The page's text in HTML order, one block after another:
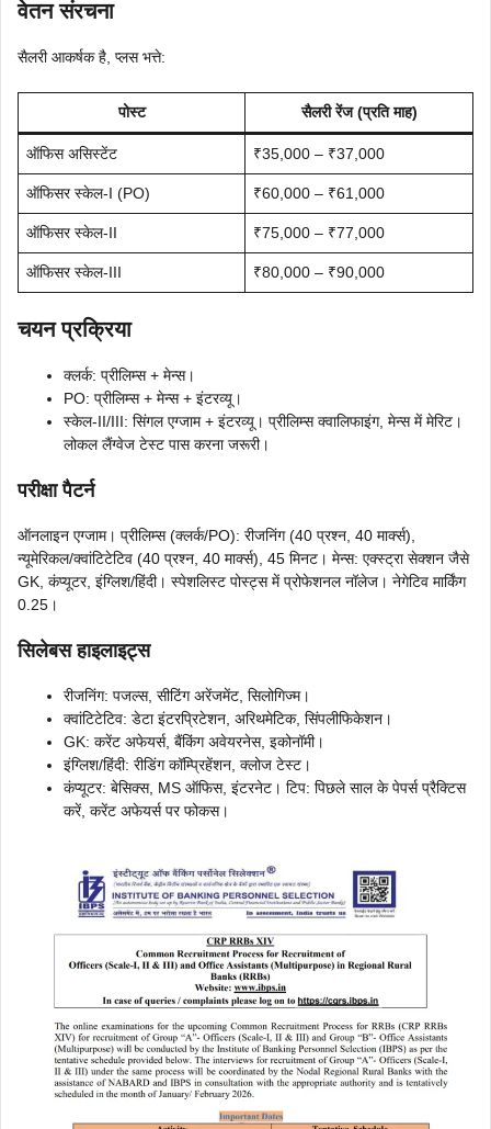
वेतन संरचना
सैलरी आकर्षक है, प्लस भत्ते:
पोस्ट सैलरी रेंज (प्रति माह)
ऑफिस असिस्टेंट ₹35,000 – ₹37,000
ऑफिसर स्केल-I (PO) ₹60,000 – ₹61,000
ऑफिसर स्केल-II ₹75,000 – ₹77,000
ऑफिसर स्केल-III ₹80,000 – ₹90,000
चयन प्रक्रिया
क्लर्क: प्रीलिम्स + मेन्स।
PO: प्रीलिम्स + मेन्स + इंटरव्यू।
स्केल-II/III: सिंगल एग्जाम + इंटरव्यू। प्रीलिम्स क्वालिफाइंग, मेन्स में मेरिट।
लोकल लैंग्वेज टेस्ट पास करना जरूरी।
परीक्षा पैटर्न
ऑनलाइन एग्जाम। प्रीलिम्स (क्लर्क/PO): रीजनिंग (40 प्रश्न, 40 मार्क्स),
न्यूमेरिकल/क्वांटिटेटिव (40 प्रश्न, 40 मार्क्स), 45 मिनट। मेन्स: एक्स्ट्रा सेक्शन जैसे
GK, कंप्यूटर, इंग्लिश/हिंदी। स्पेशलिस्ट पोस्ट्स में प्रोफेशनल नॉलेज। नेगेटिव मार्किंग
0.25।
सिलेबस हाइलाइट्स
रीजनिंग: पजल्स, सीटिंग अरेंजमेंट, सिलोगिज्म।
क्वांटिटेटिव: डेटा इंटरप्रिटेशन, अरिथमेटिक, सिंपलीफिकेशन।
GK: करेंट अफेयर्स, बैंकिंग अवेयरनेस, इकोनॉमी।
इंग्लिश/हिंदी: रीडिंग कॉम्प्रिहेंशन, क्लोज टेस्ट।
कंप्यूटर: बेसिक्स, MS ऑफिस, इंटरनेट। टिप: पिछले साल के पेपर्स प्रैक्टिस
करें, करेंट अफेयर्स पर फोकस।